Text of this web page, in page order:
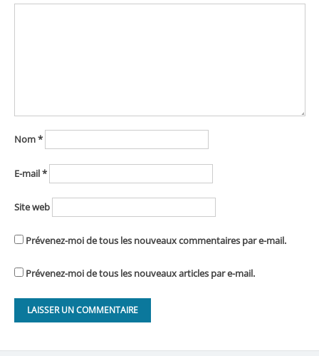
Nom*
E-mail*
Site web
Prévenez-moi de tous les nouveaux commentaires par e-mail.
Prévenez-moi de tous les nouveaux articles par e-mail.